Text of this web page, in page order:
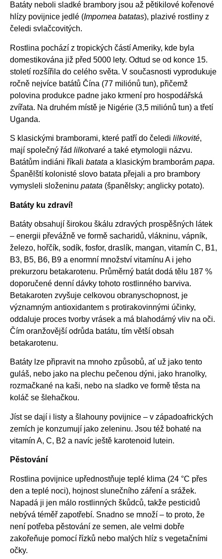
Batáty neboli sladké brambory jsou až pětikilové kořenové
hlízy povijnice jedlé (Impomea batatas), plazivé rostliny z
čeledi svlačcovitých.
Rostlina pochází z tropických částí Ameriky, kde byla
domestikována již před 5000 lety. Odtud se od konce 15.
století rozšířila do celého světa. V současnosti vyprodukuje
ročně nejvíce batátů Čína (77 miliónů tun), přičemž
polovina produkce padne jako krmení pro hospodářská
zvířata. Na druhém místě je Nigérie (3,5 miliónů tun) a třetí
Uganda.
S klasickými bramborami, které patří do čeledi lilkovité,
mají společný řád lilkotvaré a také etymologii názvu.
Batátům indiáni říkali batata a klasickým bramborám papa.
Španělští kolonisté slovo batata přejali a pro brambory
vymysleli složeninu patata (španělsky; anglicky potato).
Batáty ku zdraví!
Batáty obsahují širokou škálu zdravých prospěšných látek
– energii převážně ve formě sacharidů, vlákninu, vápník,
železo, hořčík, sodík, fosfor, draslík, mangan, vitamín C, B1,
B3, B5, B6, B9 a enormní množství vitamínu A i jeho
prekurzoru betakarotenu. Průměrný batát dodá tělu 187 %
doporučené denní dávky tohoto rostlinného barviva.
Betakaroten zvyšuje celkovou obranyschopnost, je
významným antioxidantem s protirakovinnými účinky,
oddaluje proces tvorby vrásek a má blahodárný vliv na oči.
Čím oranžovější odrůda batátu, tím větší obsah
betakarotenu.
Batáty lze připravit na mnoho způsobů, ať už jako tento
guláš, nebo jako na plechu pečenou dýni, jako hranolky,
rozmačkané na kaši, nebo na sladko ve formě těsta na
koláč se šlehačkou.
Jíst se dají i listy a šlahouny povijnice – v západoafrických
zemích je konzumují jako zeleninu. Jsou též bohaté na
vitamín A, C, B2 a navíc ještě karotenoid lutein.
Pěstování
Rostlina povijnice upřednostňuje teplé klima (24 °C přes
den a teplé noci), hojnost slunečního záření a srážek.
Napadá ji jen málo rostlinných škůdců, takže pesticidů
nebývá téměř zapotřebí. Snadno se množí – to proto, že
není potřeba pěstování ze semen, ale velmi dobře
zakořeňuje pomocí řízků nebo malých hlíz s vegetačními
očky.